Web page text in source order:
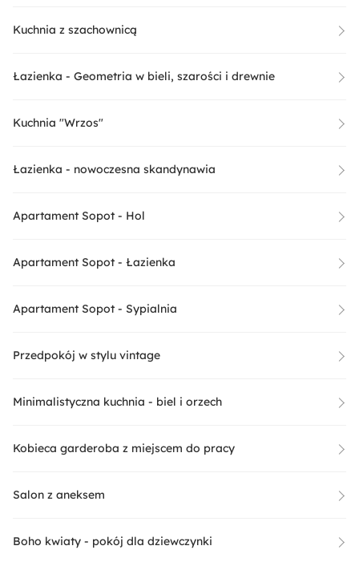
Kuchnia z szachownicą
Łazienka - Geometria w bieli, szarości i drewnie
Kuchnia "Wrzos"
Łazienka - nowoczesna skandynawia
Apartament Sopot - Hol
Apartament Sopot - Łazienka
Apartament Sopot - Sypialnia
Przedpokój w stylu vintage
Minimalistyczna kuchnia - biel i orzech
Kobieca garderoba z miejscem do pracy
Salon z aneksem
Boho kwiaty - pokój dla dziewczynki